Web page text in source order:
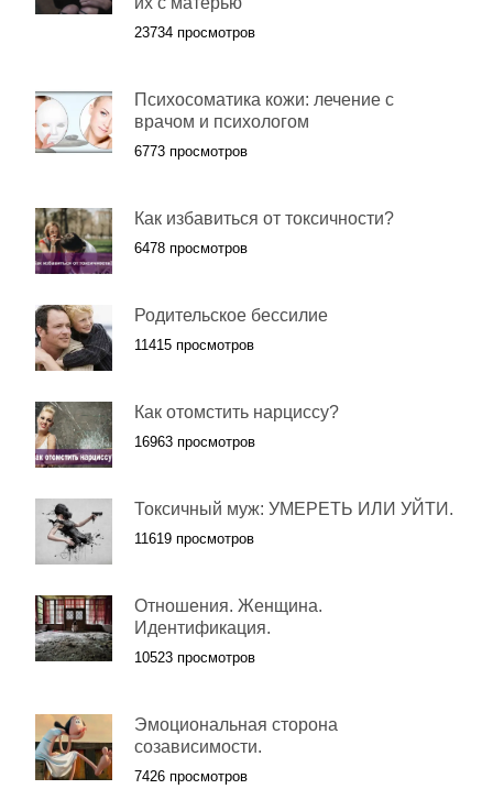
23734 просмотров
Психосоматика кожи: лечение с
врачом и психологом
6773 просмотров
Как избавиться от токсичности?
6478 просмотров
Родительское бессилие
11415 просмотров
Как отомстить нарциссу?
16963 просмотров
Токсичный муж: УМЕРЕТЬ ИЛИ УЙТИ.
11619 просмотров
Отношения. Женщина.
Идентификация.
10523 просмотров
Эмоциональная сторона
созависимости.
7426 просмотров